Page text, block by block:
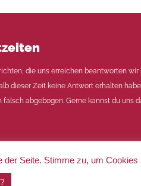
die uns erreichen beantworten
dieser Zeit keine Antwort erhalten
abgebogen. Gerne kannst du uns
Seite. Stimme zu, um